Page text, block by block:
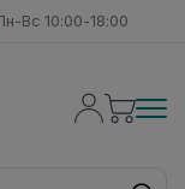
Вс 10:00-18:00